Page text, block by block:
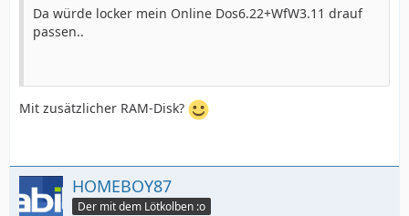
Da würde locker mein Online Dos6.22+WfW3.11 drauf
passen..
Mit zusätzlicher RAM-Disk?
HOMEBOY87
Der mit dem Lötkolben :o